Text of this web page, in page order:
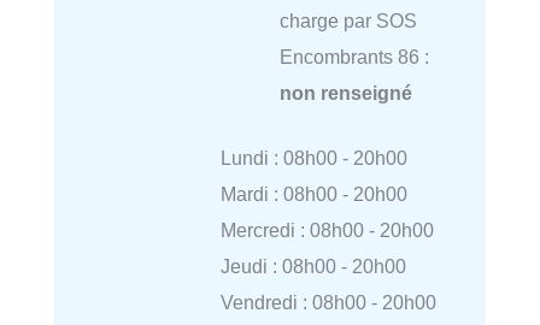
charge par SOS
Encombrants 86 :
non renseigné
Lundi : 08h00 - 20h00
Mardi : 08h00 - 20h00
Mercredi : 08h00 - 20h00
Jeudi : 08h00 - 20h00
Vendredi : 08h00 - 20h00